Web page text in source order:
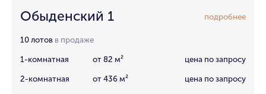
Обыденский 1 подробнее
10 лотов в продаже
1-комнатная от 82 м² цена по запросу
2-комнатная от 436 м² цена по запросу